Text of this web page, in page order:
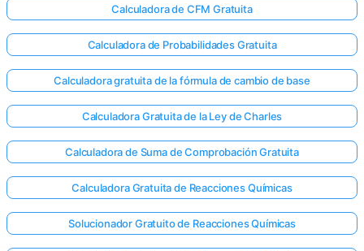
Calculadora de CFM Gratuita
Calculadora de Probabilidades Gratuita
Calculadora gratuita de la fórmula de cambio de base
Calculadora Gratuita de la Ley de Charles
Calculadora de Suma de Comprobación Gratuita
Calculadora Gratuita de Reacciones Químicas
Solucionador Gratuito de Reacciones Químicas